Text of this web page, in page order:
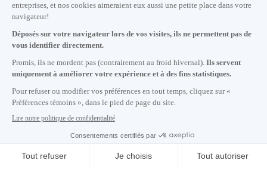
S'abonner à notre infolettre
Carrières
À propos de nous
Nous joindre
Lundi au vendredi de 8h30 à 17h.